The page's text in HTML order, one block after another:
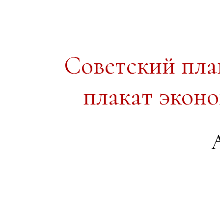
Советский
плакат